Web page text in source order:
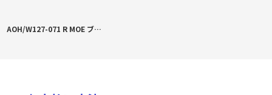
AOH/W127-071 R MOE ブレンド 萌実